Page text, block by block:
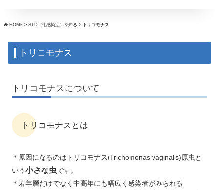
HOME> STD（性感染症）を知る > トリコモナス
トリコモナス
トリコモナスについて
トリコモナスとは
＊原因になるのはトリコモナス(Trichomonas vaginalis)原虫と
いう小さな虫です。
＊若年層だけでなく中高年にも幅広く感染者がみられる